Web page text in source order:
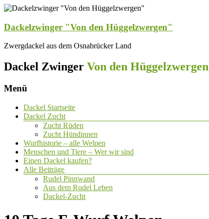
Dackelzwinger "Von den Hüggelzwergen"
Zwergdackel aus dem Osnabrücker Land
Dackel Zwinger Von den Hüggelzwergen
Menü
Dackel Startseite
Dackel Zucht
Zucht Rüden
Zucht Hündinnen
Wurfhistorie – alle Welpen
Menschen und Tiere – Wer wir sind
Einen Dackel kaufen?
Alle Beiträge
Rudel Pinnwand
Aus dem Rudel Leben
Dackel-Zucht